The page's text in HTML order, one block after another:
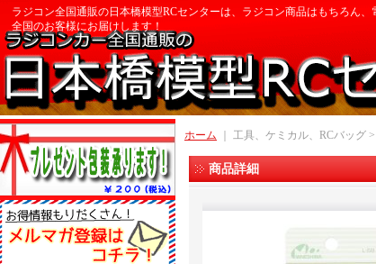
ラジコン全国通販の日本橋模型RCセンターは、ラジコン商品はもちろん
全国のお客様にお届けします！
ホーム ｜ 工具、ケミカル、RCバッグ >
商品詳細